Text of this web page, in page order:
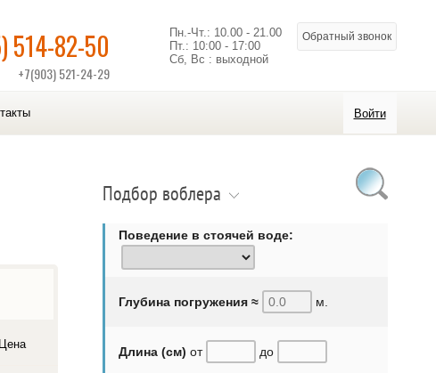
514-82-50
+7(903) 521-24-29
Пн.-Чт.: 10.00 - 21.00
Пт.: 10:00 - 17:00
Сб, Вс : выходной
Обратный звонок
Войти
Цена
Подбор воблера
Поведение в стоячей воде:
Глубина погружения ≈ м.
Длина (см) от до